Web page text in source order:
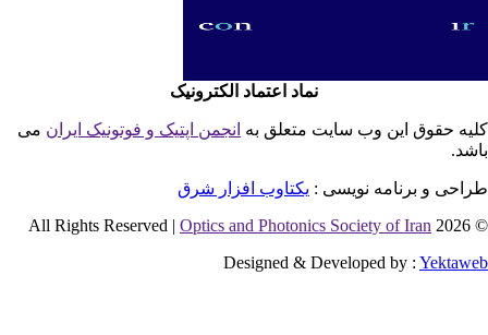
نماد اعتماد الکترونیک
حقوق این وب سایت متعلق بهانجمن اپتیک و فوتونیک ایران می
و برنامه نویسی : یکتاوب افزار شرق
©
Optics and Photonics Society of Iran
Designed & Developed by :